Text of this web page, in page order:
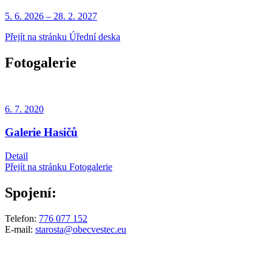
5. 6. 2026 – 28. 2. 2027
Přejít na stránku Úřední deska
Fotogalerie
6. 7. 2020
Galerie Hasičů
Detail
Přejít na stránku Fotogalerie
Spojení:
Telefon: 776 077 152
E-mail: starosta@obecvestec.eu